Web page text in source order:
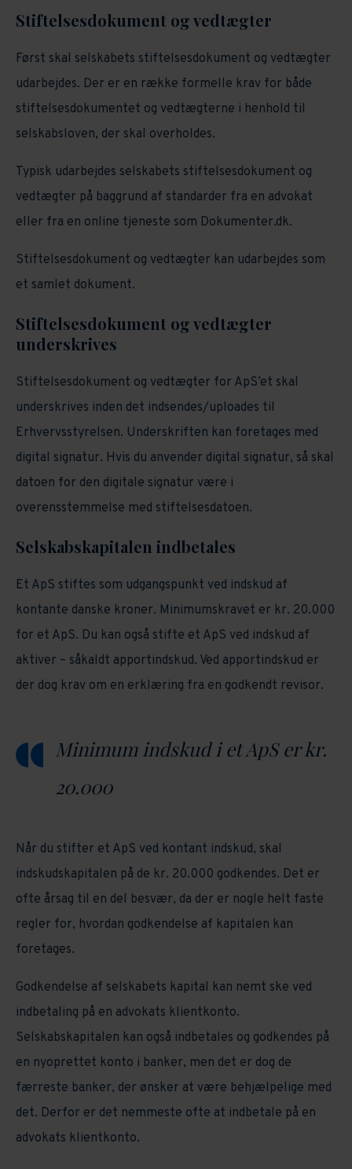
Stiftelsesdokument og vedtægter
Først skal selskabets stiftelsesdokument og vedtægter
udarbejdes. Der er en række formelle krav for både
stiftelsesdokumentet og vedtægterne i henhold til
selskabsloven, der skal overholdes.
Typisk udarbejdes selskabets stiftelsesdokument og
vedtægter på baggrund af standarder fra en advokat
eller fra en online tjeneste som Dokumenter.dk.
Stiftelsesdokument og vedtægter kan udarbejdes som
et samlet dokument.
Stiftelsesdokument og vedtægter
underskrives
Stiftelsesdokument og vedtægter for ApS’et skal
underskrives inden det indsendes/uploades til
Erhvervsstyrelsen. Underskriften kan foretages med
digital signatur. Hvis du anvender digital signatur, så skal
datoen for den digitale signatur være i
overensstemmelse med stiftelsesdatoen.
Selskabskapitalen indbetales
Et ApS stiftes som udgangspunkt ved indskud af
kontante danske kroner. Minimumskravet er kr. 20.000
for et ApS. Du kan også stifte et ApS ved indskud af
aktiver – såkaldt apportindskud. Ved apportindskud er
der dog krav om en erklæring fra en godkendt revisor.
Minimum indskud i et ApS er kr.
20.000
Når du stifter et ApS ved kontant indskud, skal
indskudskapitalen på de kr. 20.000 godkendes. Det er
ofte årsag til en del besvær, da der er nogle helt faste
regler for, hvordan godkendelse af kapitalen kan
foretages.
Godkendelse af selskabets kapital kan nemt ske ved
indbetaling på en advokats klientkonto.
Selskabskapitalen kan også indbetales og godkendes på
en nyoprettet konto i banker, men det er dog de
færreste banker, der ønsker at være behjælpelige med
det. Derfor er det nemmeste ofte at indbetale på en
advokats klientkonto.